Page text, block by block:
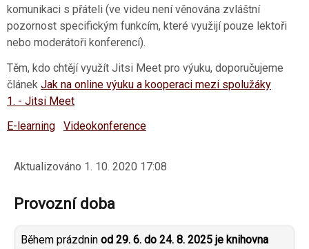
komunikaci s přáteli (ve videu není věnována zvláštní
pozornost specifickým funkcím, které využijí pouze lektoři
nebo moderátoři konferencí).
Těm, kdo chtějí využít Jitsi Meet pro výuku, doporučujeme
článek Jak na online výuku a kooperaci mezi spolužáky
1. - Jitsi Meet
E-learning
Videokonference
Aktualizováno 1. 10. 2020 17:08
Provozní doba
Během prázdnin od 29. 6. do 24. 8. 2025 je knihovna